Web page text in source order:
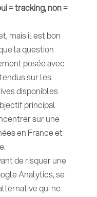
= tracking, non =
mais il est bon
la question
posée avec
sur les
disponibles
principal
sur une
en France et
de risquer une
Analytics, se
qui ne